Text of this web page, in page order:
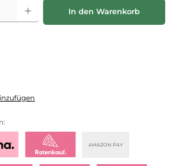
gewünschten Wert ein oder benutze die
In den Warenkorb
AMAZON PAY
mit KlarnaKlarna Ratenkauf